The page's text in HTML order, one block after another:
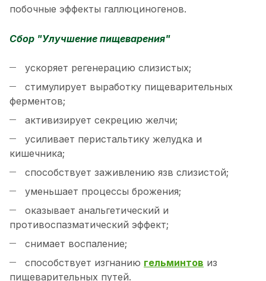
побочные эффекты галлюциногенов.
Сбор "Улучшение пищеварения"
ускоряет регенерацию слизистых;
стимулирует выработку пищеварительных
ферментов;
активизирует секрецию желчи;
усиливает перистальтику желудка и
кишечника;
способствует заживлению язв слизистой;
уменьшает процессы брожения;
оказывает анальгетический и
противоспазматический эффект;
снимает воспаление;
способствует изгнанию гельминтов из
пищеварительных путей.